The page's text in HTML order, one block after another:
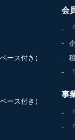
ース付き）
ース付き）
会
事